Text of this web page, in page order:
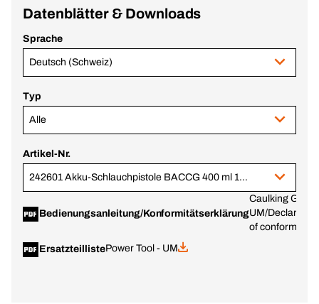
Datenblätter & Downloads
Sprache
Deutsch (Schweiz)
Typ
Alle
Artikel-Nr.
242601 Akku-Schlauchpistole BACCG 400 ml 18 V, 2,0 Ah, Li-Ion
Bedienungsanleitung/Konformitätserklärung
Caulking Gun -
UM/Declaration
of conformity
ErsatzteillistePower Tool - UM